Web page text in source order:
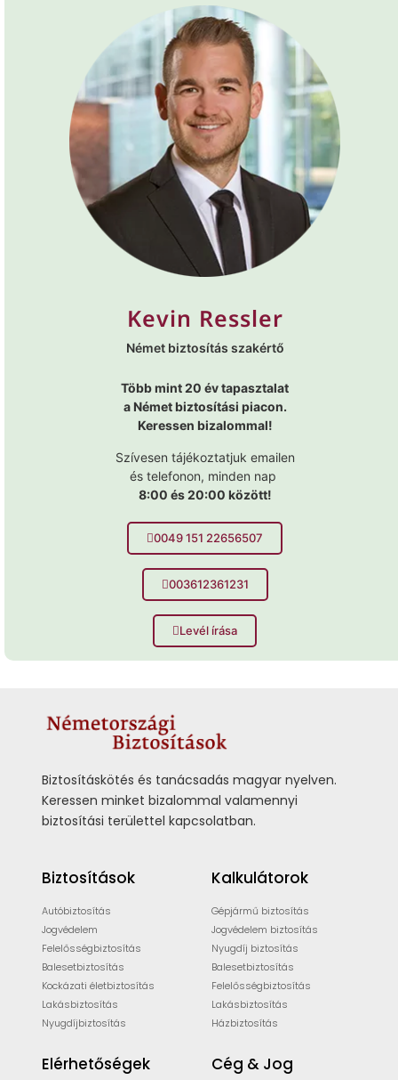
Kevin Ressler
Német biztosítás szakértő
Több mint 20 év tapasztalat
a Német biztosítási piacon.
Keressen bizalommal!
Szívesen tájékoztatjuk emailen
és telefonon, minden nap
8:00 és 20:00 között!
0049 151 22656507
003612361231
Levél írása
Biztosításkötés és tanácsadás magyar nyelven.
Keressen minket bizalommal valamennyi
biztosítási területtel kapcsolatban.
Biztosítások
Autóbiztosítás
Jogvédelem
Felelősségbiztosítás
Balesetbiztosítás
Kockázati életbiztosítás
Lakásbiztosítás
Nyugdíjbiztosítás
Kalkulátorok
Gépjármű biztosítás
Jogvédelem biztosítás
Nyugdíj biztosítás
Balesetbiztosítás
Felelősségbiztosítás
Lakásbiztosítás
Házbiztosítás
Elérhetőségek Cég & Jog